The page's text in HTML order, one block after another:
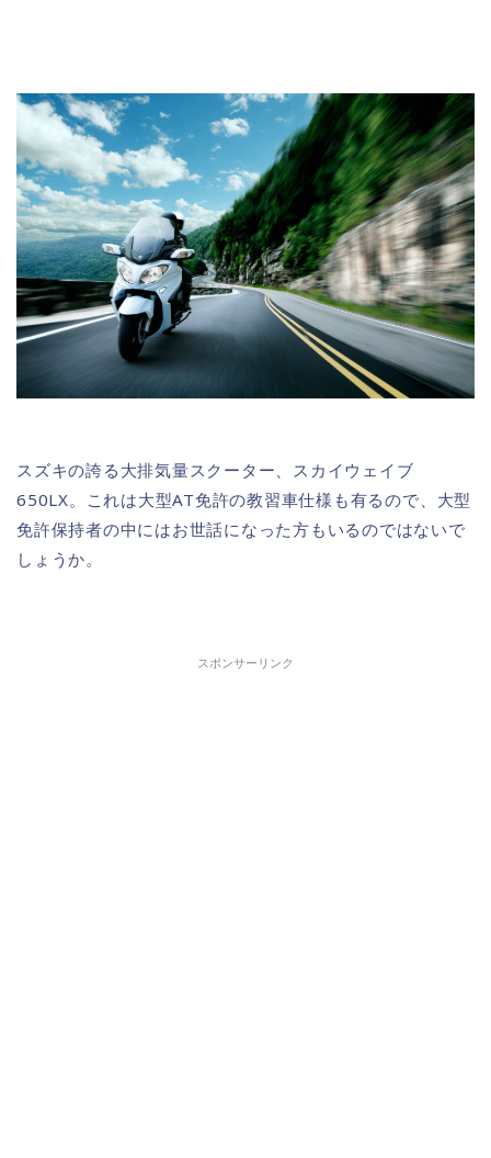
スズキの誇る大排気量スクーター、スカイウェイブ
650LX。これは大型AT免許の教習車仕様も有るので、大型
免許保持者の中にはお世話になった方もいるのではないで
しょうか。
スポンサーリンク